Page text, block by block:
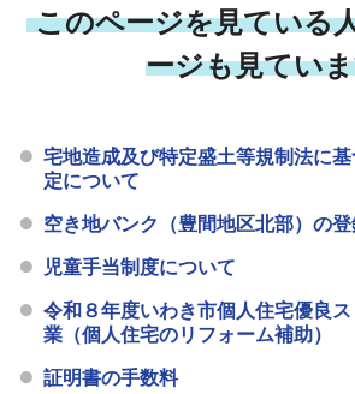
このページを見ている
ージも見てい
宅地造成及び特定盛土等規制法に
定について
空き地バンク（豊間地区北部）の
児童手当制度について
令和８年度いわき市個人住宅優良
業（個人住宅のリフォーム補助）
証明書の手数料